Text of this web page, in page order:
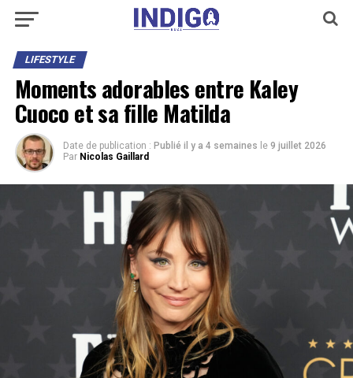
LIFESTYLE
Moments adorables entre Kaley
Cuoco et sa fille Matilda
Date de publication : Publié il y a 4 semaines le 9 juillet 2026
Par Nicolas Gaillard